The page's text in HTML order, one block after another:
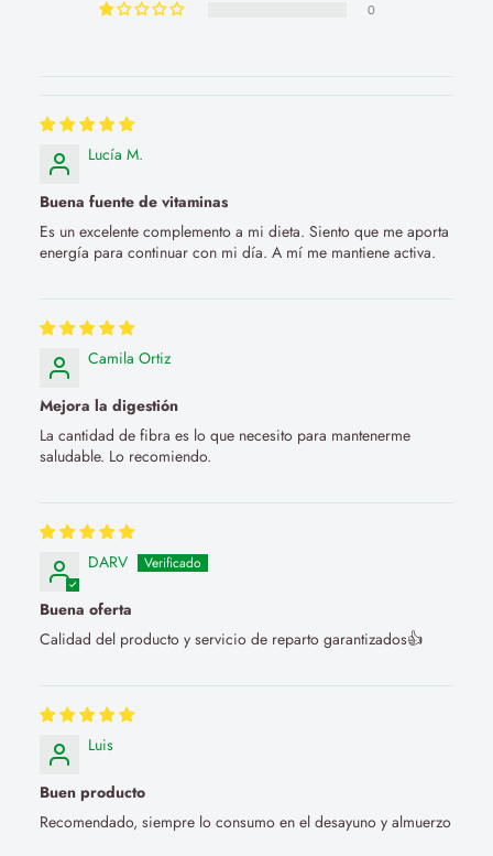
0
Lucía M.
Buena fuente de vitaminas
Es un excelente complemento a mi dieta. Siento que me aporta
energía para continuar con mi día. A mí me mantiene activa.
Camila Ortiz
Mejora la digestión
La cantidad de fibra es lo que necesito para mantenerme
saludable. Lo recomiendo.
DARV
Buena oferta
Calidad del producto y servicio de reparto garantizados👍
Luis
Buen producto
Recomendado, siempre lo consumo en el desayuno y almuerzo